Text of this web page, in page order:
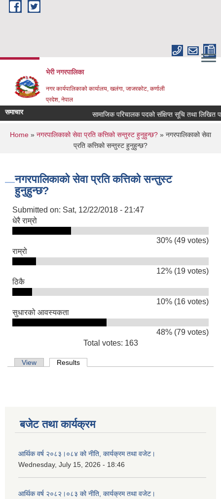
Skip to main content
भेरी नगरपालिका
नगर कार्यपालिकाको कार्यालय, खलंगा, जाजरकोट, कर्णाली
प्रदेश, नेपाल
समाचार सामाजिक परिचालक पदको संक्षिप्त सूचि तथा लिखित परिक्षा
You are here
Home » नगरपालिकाको सेवा प्रति कत्तिको सन्तुस्ट हुनुहुन्छ? » नगरपालिकाको सेवा
प्रति कत्तिको सन्तुस्ट हुनुहुन्छ?
नगरपालिकाको सेवा प्रति कत्तिको सन्तुस्ट
हुनुहुन्छ?
Submitted on: Sat, 12/22/2018 - 21:47
धेरै राम्रो
30% (49 votes)
राम्रो
12% (19 votes)
ठिकै
10% (16 votes)
सुधारको आवस्यकता
48% (79 votes)
Total votes: 163
Primary tabs
View Results
बजेट तथा कार्यक्रम
आर्थिक वर्ष २०८३।०८४ को नीति, कार्यक्रम तथा वजेट।
Wednesday, July 15, 2026 - 18:46
आर्थिक वर्ष २०८२।०८३ को नीति, कार्यक्रम तथा वजेट।